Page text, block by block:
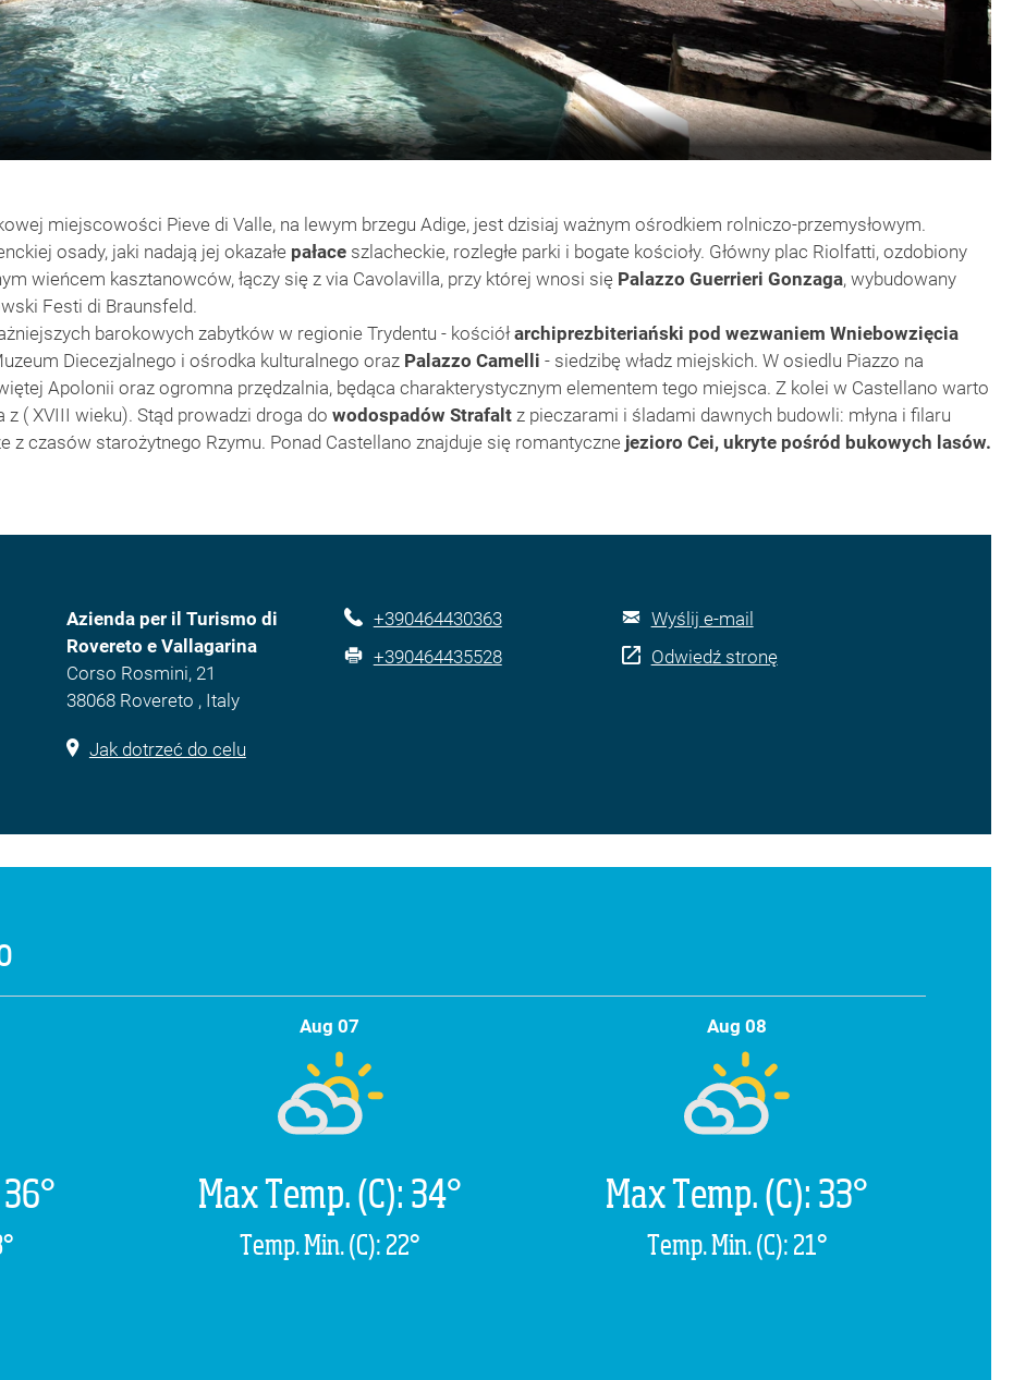
miejscowości Pieve di Valle, na lewym brzegu Adige, jest dzisiaj ważnym ośrodkiem rolniczo-przemysłowym.
osady, jaki nadają jej okazałe pałace szlacheckie, rozległe parki i bogate kościoły. Główny plac Riolfatti, ozdobiony
wieńcem kasztanowców, łączy się z via Cavolavilla, przy której wnosi się Palazzo Guerrieri Gonzaga, wybudowany
Festi di Braunsfeld.
barokowych zabytków w regionie Trydentu - kościółarchiprezbiteriański pod wezwaniem Wniebowzięcia
Diecezjalnego i ośrodka kulturalnego oraz Palazzo Camelli - siedzibę władz miejskich. W osiedlu Piazzo na
Apolonii oraz ogromna przędzalnia, będąca charakterystycznym elementem tego miejsca. Z kolei w Castellano warto
( XVIII wieku). Stąd prowadzi droga do wodospadów Strafalt z pieczarami i śladami dawnych budowli: młyna i filaru
z czasów starożytnego Rzymu. Ponad Castellano znajduje się romantyczne jezioro Cei, ukryte pośród bukowych lasów.
Azienda per il Turismo di
Rovereto e Vallagarina
Corso Rosmini, 21
38068 Rovereto , Italy
Jak dotrzeć do celu
+390464430363
+390464435528
Wyślij e-mail
Odwiedź stronę
Aug 07
Max Temp. (C): 34°
Temp. Min. (C): 22°
Aug 08
Max Temp. (C): 33°
Temp. Min. (C): 21°